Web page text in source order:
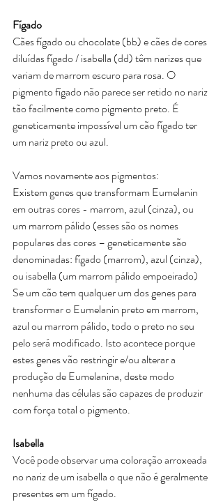
Fígado
Cães fígado ou chocolate (bb) e cães de cores
diluídas fígado / isabella (dd) têm narizes que
variam de marrom escuro para rosa. O
pigmento fígado não parece ser retido no nariz
tão facilmente como pigmento preto. É
geneticamente impossível um cão fígado ter
um nariz preto ou azul.
Vamos novamente aos pigmentos:
Existem genes que transformam Eumelanin
em outras cores - marrom, azul (cinza), ou
um marrom pálido (esses são os nomes
populares das cores – geneticamente são
denominadas: fígado (marrom), azul (cinza),
ou isabella (um marrom pálido empoeirado)
Se um cão tem qualquer um dos genes para
transformar o Eumelanin preto em marrom,
azul ou marrom pálido, todo o preto no seu
pelo será modificado. Isto acontece porque
estes genes vão restringir e/ou alterar a
produção de Eumelanina, deste modo
nenhuma das células são capazes de produzir
com força total o pigmento.
Isabella
Você pode observar uma coloração arroxeada
no nariz de um isabella o que não é geralmente
presentes em um fígado.